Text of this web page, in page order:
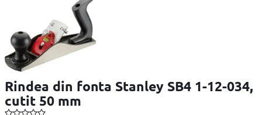
Rindea din fonta Stanley SB4 1-12-034,
cutit 50 mm